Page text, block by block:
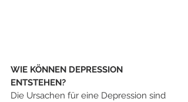
WIE KÖNNEN DEPRESSION
ENTSTEHEN?
Die Ursachen für eine Depression sind